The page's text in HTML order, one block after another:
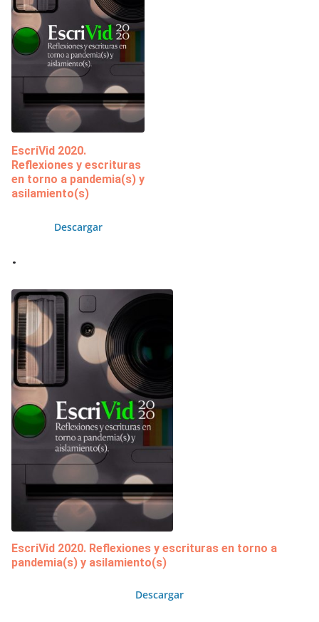
EscriVid 2020.
Reflexiones y escrituras
en torno a pandemia(s) y
asilamiento(s)
Descargar
.
EscriVid 2020. Reflexiones y escrituras en torno a
pandemia(s) y asilamiento(s)
Descargar